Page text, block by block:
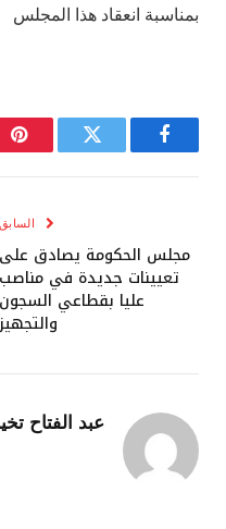
بمناسبة انعقاد هذا المجلس
فيسبوك تويتر
السابق
مجلس الحكومة يصادق على
تعيينات جديدة في مناصب
عليا بقطاعي السجون
والتجهيز
عبد الفتاح